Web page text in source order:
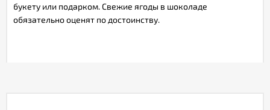
букету или подарком. Свежие ягоды в шоколаде
обязательно оценят по достоинству.